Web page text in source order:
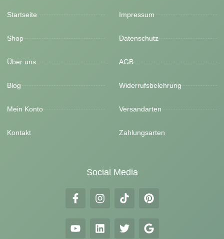
Startseite
Shop
Über uns
Blog
Mein Konto
Kontakt
Impressum
Datenschutz
AGB
Widerrufsbelehrung
Versandarten
Zahlungsarten
Social Media